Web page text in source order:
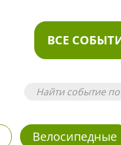
ВСЕ
Велосипедные